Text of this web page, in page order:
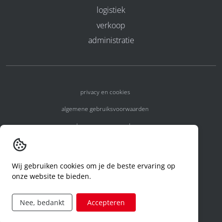
logistiek
verkoop
administratie
privacy en cookies
algemene gebruiksvoorwaarden
algemene voorwaarden
code of conduct
aanvraag rechten ivm privacy
Wij gebruiken cookies om je de beste ervaring op
onze website te bieden.
Nee, bedankt Accepteren